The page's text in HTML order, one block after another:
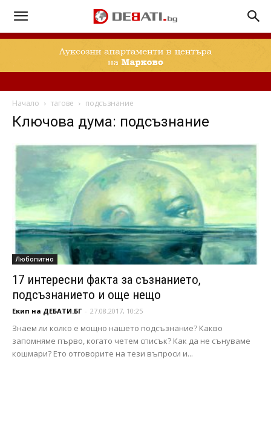
Начало тагове подсъзнание
Ключова дума: подсъзнание
Любопитно
17 интересни факта за съзнанието,
подсъзнанието и още нещо
Екип на ДЕБАТИ.БГ - 27.08.2017, 10:25
Знаем ли колко е мощно нашето подсъзнание? Какво
запомняме първо, когато четем списък? Как да не сънуваме
кошмари? Ето отговорите на тези въпроси и...